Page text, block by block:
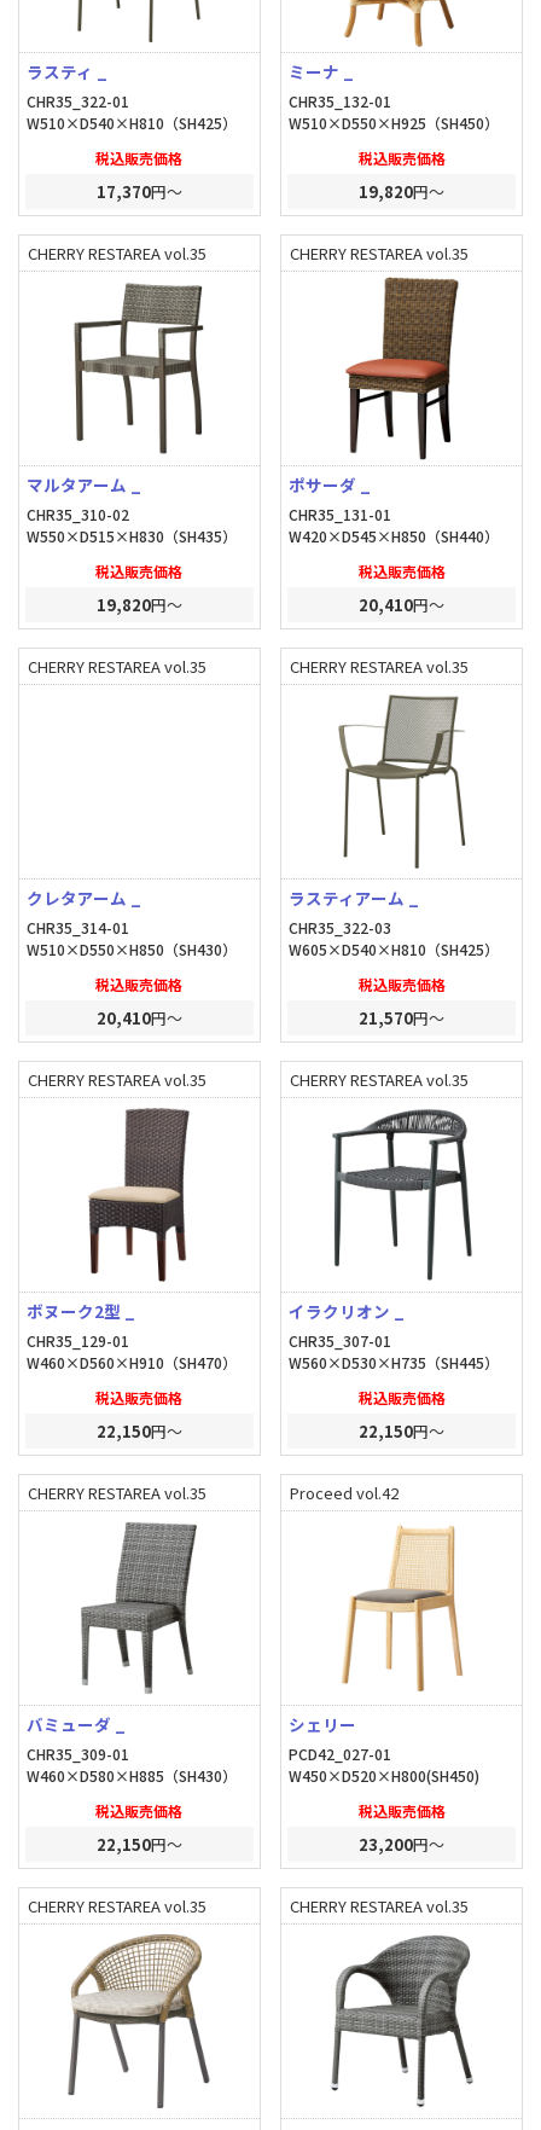
ラスティ _
CHR35_322-01
W510×D540×H810（SH425）
税込販売価格
17,370円～
ミーナ _
CHR35_132-01
W510×D550×H925（SH450）
税込販売価格
19,820円～
CHERRY RESTAREA vol.35
マルタアーム _
CHR35_310-02
W550×D515×H830（SH435）
税込販売価格
19,820円～
CHERRY RESTAREA vol.35
ポサーダ _
CHR35_131-01
W420×D545×H850（SH440）
税込販売価格
20,410円～
CHERRY RESTAREA vol.35
クレタアーム _
CHR35_314-01
W510×D550×H850（SH430）
税込販売価格
20,410円～
CHERRY RESTAREA vol.35
ラスティアーム _
CHR35_322-03
W605×D540×H810（SH425）
税込販売価格
21,570円～
CHERRY RESTAREA vol.35
ボヌーク2型 _
CHR35_129-01
W460×D560×H910（SH470）
税込販売価格
22,150円～
CHERRY RESTAREA vol.35
イラクリオン _
CHR35_307-01
W560×D530×H735（SH445）
税込販売価格
22,150円～
CHERRY RESTAREA vol.35
バミューダ _
CHR35_309-01
W460×D580×H885（SH430）
税込販売価格
22,150円～
Proceed vol.42
シェリー
PCD42_027-01
W450×D520×H800(SH450)
税込販売価格
23,200円～
CHERRY RESTAREA vol.35 CHERRY RESTAREA vol.35